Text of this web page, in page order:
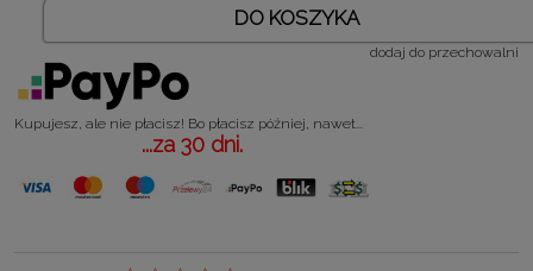
DO KOSZYKA
dodaj do przechowalni
Kupujesz, ale nie płacisz! Bo płacisz później, nawet...
...za 30 dni.